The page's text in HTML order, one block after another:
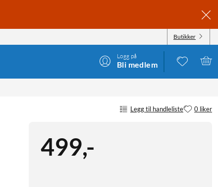
Butikker
Logg på
Bli medlem
Legg til handleliste 0 liker
499,-